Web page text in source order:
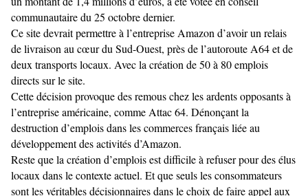
communautaire du 25 octobre dernier.
Ce site devrait permettre à l’entreprise Amazon d’avoir un relais
de livraison au cœur du Sud-Ouest, près de l’autoroute A64 et de
deux transports locaux. Avec la création de 50 à 80 emplois
directs sur le site.
Cette décision provoque des remous chez les ardents opposants à
l’entreprise américaine, comme Attac 64. Dénonçant la
destruction d’emplois dans les commerces français liée au
développement des activités d’Amazon.
Reste que la création d’emplois est difficile à refuser pour des élus
locaux dans le contexte actuel. Et que seuls les consommateurs
sont les véritables décisionnaires dans le choix de faire appel aux